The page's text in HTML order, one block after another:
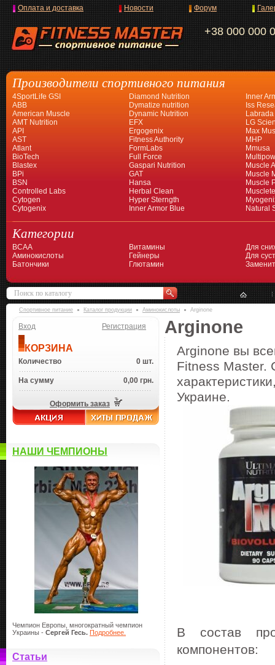
+38 000 000
Оплата и доставка Новости Форум
Производители спортивного питания
4SportLife GSI
ABB
American Muscle
AMT Nutrition
API
AST
Atlant
BioTech
Blastex
BPi
BSN
Controlled Labs
Cytogen
Cytogenix
Diamond Nutrition
Dymatize nutrition
Dynamic Nutrition
EFX
Ergogenix
Fitness Authority
FormLabs
Full Force
Gaspari Nutrition
GAT
Hansa
Herbal Clean
Hyper Sterngth
Inner Armor Blue
Inner
Iss
Labrada
LG
Max
MHP
Mmusa
Muscle
Muscle
Muscle
Natural
Категории
BCAA
Аминокислоты
Батончики
Витамины
Гейнеры
Глютамин
Для
Для
Спортивное питание Каталог продукции Аминокислоты Arginone
Вход Регистрация
КОРЗИНА
Количество 0 шт.
На сумму 0,00 грн.
Оформить заказ
НАШИ ЧЕМПИОНЫ
Чемпион Европы, многократный чемпион
Украины - Сергей Гесь. Подробнее.
Статьи
Arginone
Arginone вы
Fitness Master.
Украине.
В состав
компонентов: